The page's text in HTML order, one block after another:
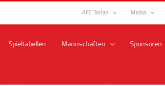
AFC Terlan Media
Spieltabellen Mannschaften Sponsoren